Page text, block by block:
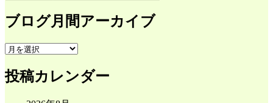
グ
カ
テ
ゴ
リ
ー
ブログ月間アーカイブ
ブ
グ
月
投稿カレンダー